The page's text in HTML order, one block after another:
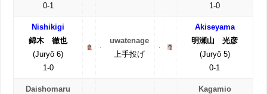
0-1
1-0
Nishikigi
錦木 徹也
(Juryô 6)
1-0
uwatenage
上手投げ
Akiseyama
明瀬山 光彦
(Juryô 5)
0-1
Daishomaru
Kagamio